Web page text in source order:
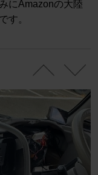
にAmazonの大陸
す。